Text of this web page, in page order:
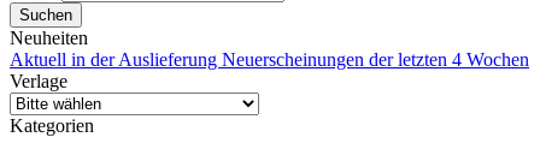
Neuheiten
Aktuell in der Auslieferung Neuerscheinungen der letzten 4 Wochen
Verlage
Kategorien